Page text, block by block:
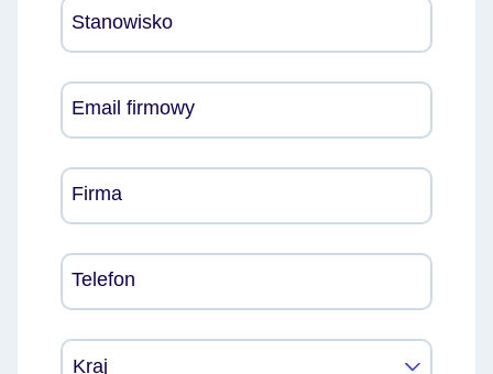
Stanowisko
Email firmowy
Firma
Telefon